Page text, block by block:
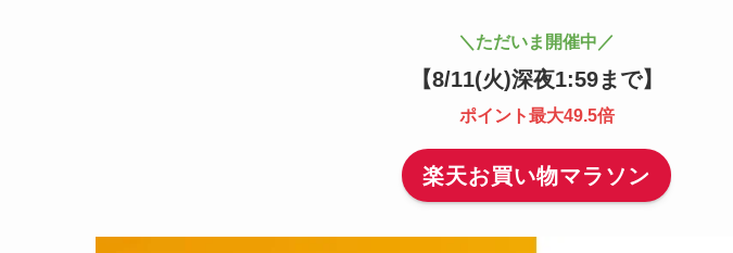
＼ただいま開催中／
【8/11(火)深夜1:59まで】
ポイント最大49.5倍
楽天お買い物マラソン